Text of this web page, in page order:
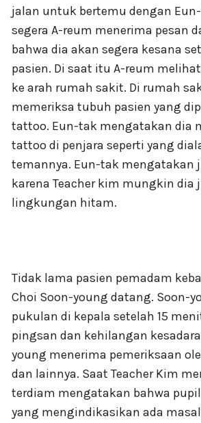
jalan untuk bertemu dengan
segera A-reum menerima pesan
bahwa dia akan segera kesana
pasien. Di saat itu A-reum
ke arah rumah sakit. Di rumah
memeriksa tubuh pasien yang
tattoo. Eun-tak mengatakan dia
tattoo di penjara seperti yang
temannya. Eun-tak mengatakan
karena Teacher kim mungkin dia
lingkungan hitam.
Tidak lama pasien pemadam
Choi Soon-young datang. Soon-
pukulan di kepala setelah 15
pingsan dan kehilangan
young menerima pemeriksaan
dan lainnya. Saat Teacher Kim
terdiam mengatakan bahwa
yang mengindikasikan ada